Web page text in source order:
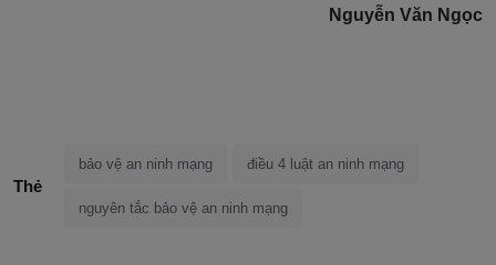
Nguyễn Văn Ngọc
Thẻ
bảo vệ an ninh mạng điều 4 luật an ninh mạng
nguyên tắc bảo vệ an ninh mạng